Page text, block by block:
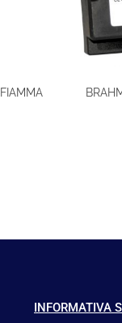
INFORMATIVA